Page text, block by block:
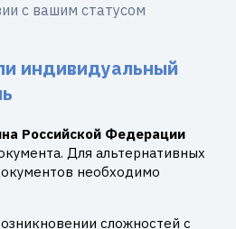
с вашим статусом
индивидуальный
Российской Федерации
Для альтернативных
необходимо
сложностей с